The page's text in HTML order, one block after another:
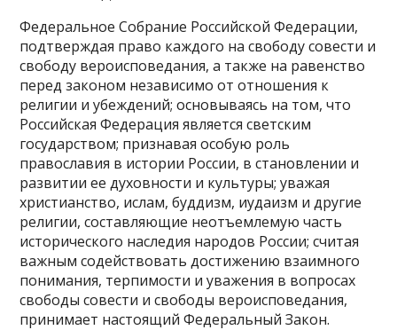
Федеральное Собрание Российской Федерации,
подтверждая право каждого на свободу совести и
свободу вероисповедания, а также на равенство
перед законом независимо от отношения к
религии и убеждений; основываясь на том, что
Российская Федерация является светским
государством; признавая особую роль
православия в истории России, в становлении и
развитии ее духовности и культуры; уважая
христианство, ислам, буддизм, иудаизм и другие
религии, составляющие неотъемлемую часть
исторического наследия народов России; считая
важным содействовать достижению взаимного
понимания, терпимости и уважения в вопросах
свободы совести и свободы вероисповедания,
принимает настоящий Федеральный Закон.